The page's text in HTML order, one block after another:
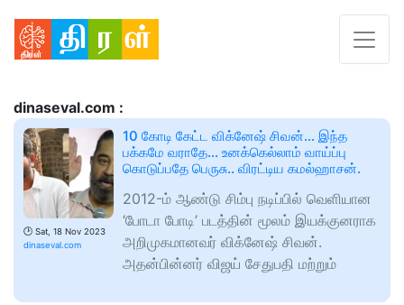
dinaseval.com :
🕑 Sat, 18 Nov 2023
dinaseval.com
10 கோடி கேட்ட விக்னேஷ் சிவன்… இந்த
பக்கமே வராதே… உனக்கெல்லாம் வாய்ப்பு
கொடுப்பதே பெருசு.. விரட்டிய கமல்ஹாசன்.
2012-ம் ஆண்டு சிம்பு நடிப்பில் வெளியான
‘போடா போடி’ படத்தின் மூலம் இயக்குனராக
அறிமுகமானவர் விக்னேஷ் சிவன்.
அதன்பின்னர் விஜய் சேதுபதி மற்றும்